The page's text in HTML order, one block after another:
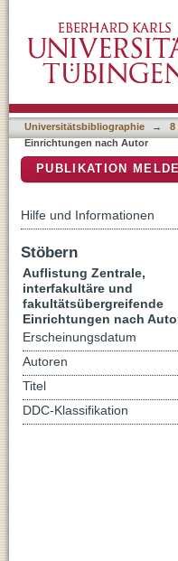
Soumyaparna"
Universitätsbibliographie →
8
Einrichtungen nach Autor
PUBLIKATION
Hilfe und Informationen
Stöbern
Auflistung Zentrale,
interfakultäre und
fakultätsübergreifende
Einrichtungen nach
Erscheinungsdatum
Autoren
Titel
DDC-Klassifikation